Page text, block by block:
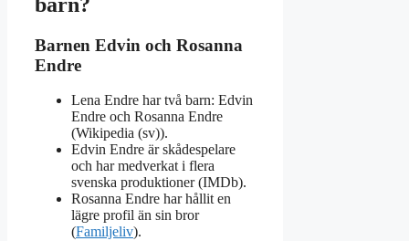
Barnen Edvin och Rosanna
Endre
Lena Endre har två barn: Edvin
Endre och Rosanna Endre
(Wikipedia (sv)).
Edvin Endre är skådespelare
och har medverkat i flera
svenska produktioner (IMDb).
Rosanna Endre har hållit en
lägre profil än sin bror
(Familjeliv).